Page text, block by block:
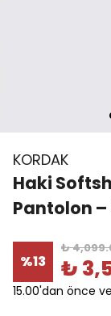
KORDAK
Haki
Pantolon –
%13
₺
₺
15.00'dan önce